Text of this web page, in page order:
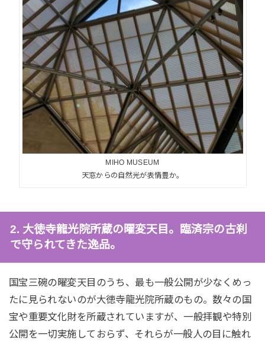
MIHO MUSEUM
天窓からの自然光が表情豊か。
2. 大徳寺龍光院所蔵の曜変天目。臨済宗の古刹
で守られてきた逸品。
国宝三碗の曜変天目のうち、最も一般公開が少なくめっ
たに見られないのが大徳寺龍光院所蔵のもの。数々の国
宝や重要文化財を所蔵されていますが、一般拝観や特別
公開を一切実施しておらず、それらが一般人の目に触れ